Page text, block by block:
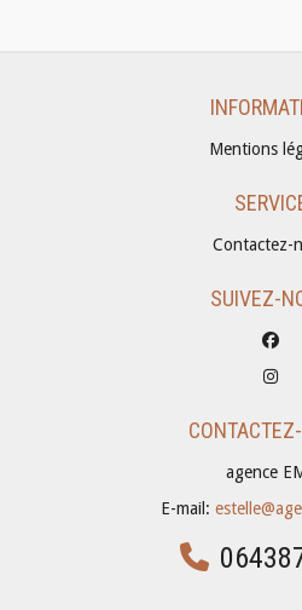
Mentions
Contactez-
SUIVEZ-
agence
E-mail: